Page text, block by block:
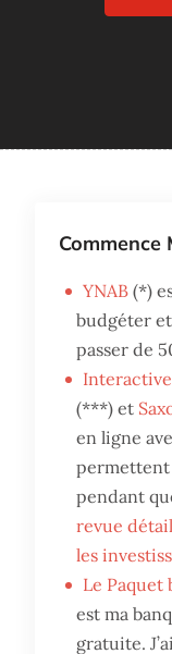
YNAB (*)
budgéter
passer de
(***) et
en ligne
permettent
pendant
revue
les
Le Paquet
est ma
gratuite.